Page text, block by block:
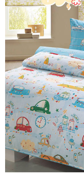
３．未成年的使用者請事
「AFTEE先享後付」，若
任。
４．使用「AFTEE先享
時審查核予不同之上限額
請求用戶進行身份認證。
５．嚴禁一人註冊多個帳
恩沛科技股份有限公司將